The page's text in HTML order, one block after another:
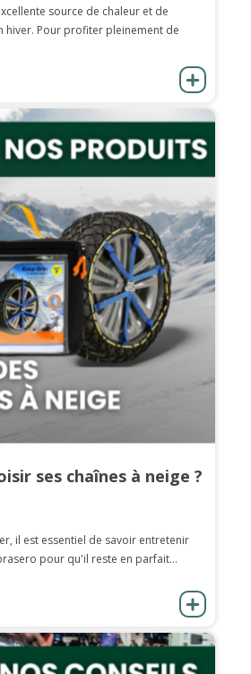
source de chaleur et de
hiver. Pour profiter pleinement de
ses chaînes à neige ?
il est essentiel de savoir entretenir
pour qu'il reste en parfait...